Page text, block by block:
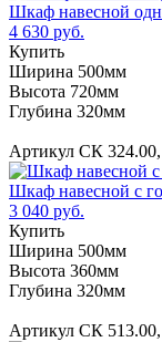
Шкаф навесной
4 630 руб.
Купить
Ширина 500мм
Высота 720мм
Глубина 320мм
Артикул СК
Шкаф навесной с
3 040 руб.
Купить
Ширина 500мм
Высота 360мм
Глубина 320мм
Артикул СК